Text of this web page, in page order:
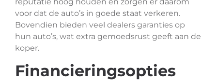
voor dat de auto’s in goede staat verkeren.
Bovendien bieden veel dealers garanties op
hun auto’s, wat extra gemoedsrust geeft aan de
koper.
Financieringsopties